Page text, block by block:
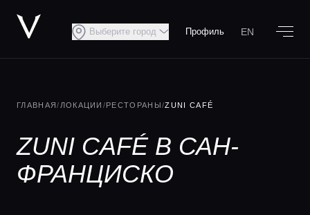
Выберите город Профиль EN
ГЛАВНАЯ/ ЛОКАЦИИ /РЕСТОРАНЫ/ZUNI CAFÉ
ZUNI CAFÉ В САН-
ФРАНЦИСКО